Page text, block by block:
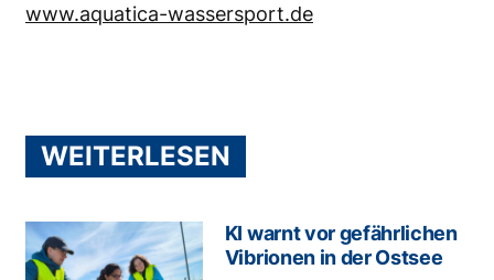
www.aquatica-wassersport.de
WEITERLESEN
KI warnt vor gefährlichen
Vibrionen in der Ostsee